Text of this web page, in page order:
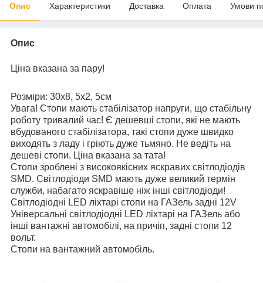
Опис Характеристики Доставка Оплата Умови
Опис
Ціна вказана за пару!
Розміри: 30х8, 5х2, 5см
Увага! Стопи мають стабілізатор напруги, що стабільну
роботу тривалий час! Є дешевші стопи, які не мають
вбудованого стабілізатора, такі стопи дуже швидко
виходять з ладу і гріють дуже тьмяно. Не ведіть на
дешеві стопи. Ціна вказана за тата!
Стопи зроблені з високоякісних яскравих світлодіодів
SMD. Світлодіоди SMD мають дуже великий термін
служби, набагато яскравіше ніж інші світлодіоди!
Світлодіодні LED ліхтарі стопи на ГАЗель задні 12V
Універсальні світлодіодні LED ліхтарі на ГАЗель або
інші вантажні автомобілі, на причіп, задні стопи 12
вольт.
Стопи на вантажний автомобіль.